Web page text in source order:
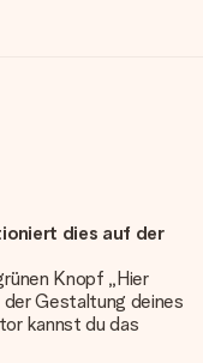
dies auf der
Knopf „Hier
Gestaltung deines
kannst du das